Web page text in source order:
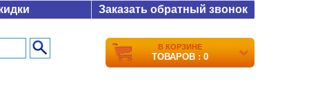
Заказать обратный звонок
В КОРЗИНЕ
ТОВАРОВ : 0